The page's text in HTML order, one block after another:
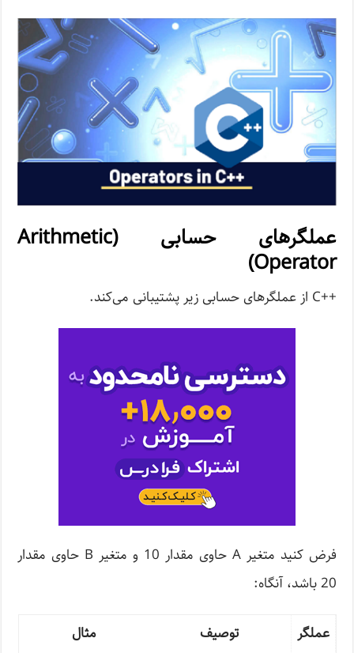
عملگرهای حسابی (Arithmetic
Operator)
++C از عملگرهای حسابی زیر پشتیبانی می‌کند.
فرض کنید متغیر A حاوی مقدار 10 و متغیر B حاوی مقدار
20 باشد، آنگاه:
عملگر توصیف مثال